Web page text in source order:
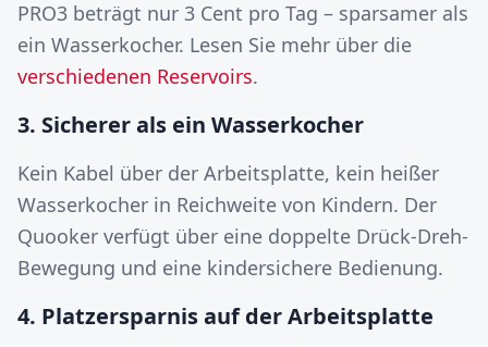
PRO3 beträgt nur 3 Cent pro Tag – sparsamer als
ein Wasserkocher. Lesen Sie mehr über die
verschiedenen Reservoirs.
3. Sicherer als ein Wasserkocher
Kein Kabel über der Arbeitsplatte, kein heißer
Wasserkocher in Reichweite von Kindern. Der
Quooker verfügt über eine doppelte Drück-Dreh-
Bewegung und eine kindersichere Bedienung.
4. Platzersparnis auf der Arbeitsplatte